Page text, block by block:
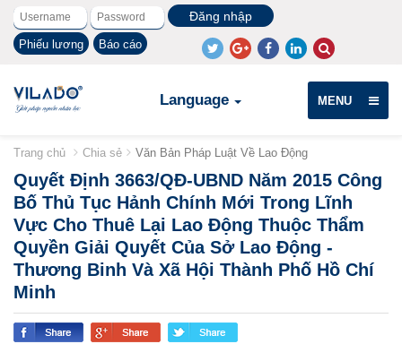
Phiếu lương Báo cáo
Language MENU
Trang chủ Chia sẻ Văn Bản Pháp Luật Về Lao Động
Quyết Định 3663/QĐ-UBND Năm 2015 Công
Bố Thủ Tục Hảnh Chính Mới Trong Lĩnh
Vực Cho Thuê Lại Lao Động Thuộc Thẩm
Quyền Giải Quyết Của Sở Lao Động -
Thương Binh Và Xã Hội Thành Phố Hồ Chí
Minh